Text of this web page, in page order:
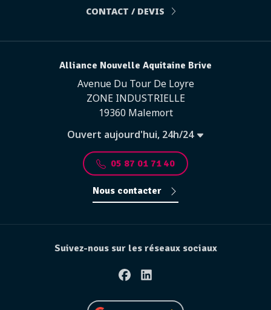
CONTACT / DEVIS
Alliance Nouvelle Aquitaine Brive
Avenue Du Tour De Loyre
ZONE INDUSTRIELLE
19360 Malemort
Ouvert aujourd'hui, 24h/24
05 87 01 71 40
Nous contacter
Suivez-nous sur les réseaux sociaux
FacebookLinkedin